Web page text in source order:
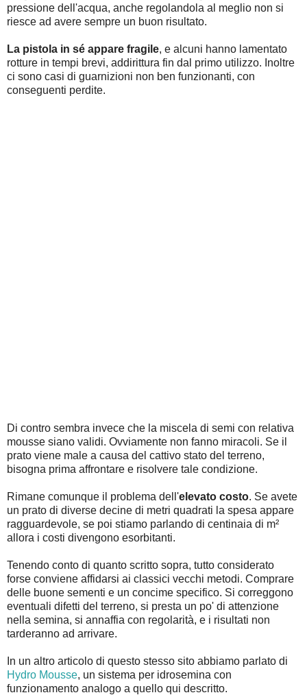
pressione dell'acqua, anche regolandola al meglio non si
riesce ad avere sempre un buon risultato.
La pistola in sé appare fragile, e alcuni hanno lamentato
rotture in tempi brevi, addirittura fin dal primo utilizzo. Inoltre
ci sono casi di guarnizioni non ben funzionanti, con
conseguenti perdite.
Di contro sembra invece che la miscela di semi con relativa
mousse siano validi. Ovviamente non fanno miracoli. Se il
prato viene male a causa del cattivo stato del terreno,
bisogna prima affrontare e risolvere tale condizione.
Rimane comunque il problema dell'elevato costo. Se avete
un prato di diverse decine di metri quadrati la spesa appare
ragguardevole, se poi stiamo parlando di centinaia di m²
allora i costi divengono esorbitanti.
Tenendo conto di quanto scritto sopra, tutto considerato
forse conviene affidarsi ai classici vecchi metodi. Comprare
delle buone sementi e un concime specifico. Si correggono
eventuali difetti del terreno, si presta un po' di attenzione
nella semina, si annaffia con regolarità, e i risultati non
tarderanno ad arrivare.
In un altro articolo di questo stesso sito abbiamo parlato di
Hydro Mousse, un sistema per idrosemina con
funzionamento analogo a quello qui descritto.